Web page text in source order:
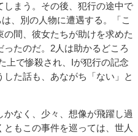
まう。その後、犯行の途中で
、別の人物に遭遇する。「こ
間、彼女たちが助けを求めた
たのだ。2人は助かるどころ
上で惨殺され、Iが犯行の記念
た話も、あながち「ない」と
なく、少々、想像が飛躍し過
もこの事件を巡っては、世人